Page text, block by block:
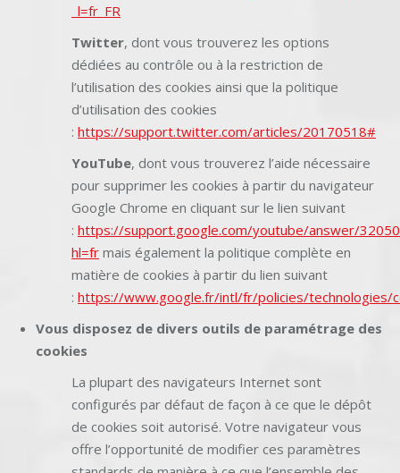
_l=fr_FR
Twitter, dont vous trouverez les options
dédiées au contrôle ou à la restriction de
l’utilisation des cookies ainsi que la politique
d’utilisation des cookies
: https://support.twitter.com/articles/20170518#
YouTube, dont vous trouverez l’aide nécessaire
pour supprimer les cookies à partir du navigateur
Google Chrome en cliquant sur le lien suivant
: https://support.google.com/youtube/answer/
hl=fr mais également la politique complète en
matière de cookies à partir du lien suivant
: https://www.google.fr/intl/fr/policies/technologies/
Vous disposez de divers outils de paramétrage des
cookies
La plupart des navigateurs Internet sont
configurés par défaut de façon à ce que le dépôt
de cookies soit autorisé. Votre navigateur vous
offre l’opportunité de modifier ces paramètres